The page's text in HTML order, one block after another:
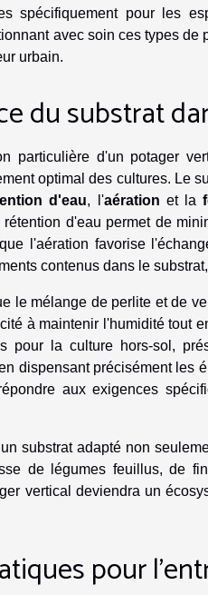
spécifiquement pour les
avec soin ces types de
urbain.
du substrat
particulière d'un potager
optimal des cultures. Le
d'eau, l'aération et la
d'eau permet de
l'aération favorise
contenus dans le
le mélange de perlite et de
à maintenir l'humidité tout
pour la culture hors-sol,
dispensant précisément les
aux exigences
un substrat adapté non
de légumes feuillus, de
vertical deviendra un
pour